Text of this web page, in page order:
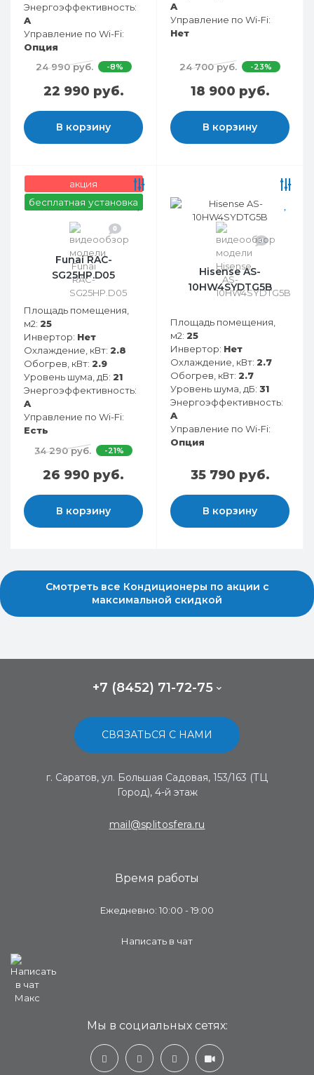
Энергоэффективность:
A
Управление по Wi-Fi:
Опция
24 990 руб.
-8%
22 990 руб.
В корзину
A
Управление по Wi-Fi:
Нет
24 700 руб. -23%
18 900 руб.
В корзину
акция
бесплатная установка
0
Funai RAC-
SG25HP.D05
Площадь помещения,
м2: 25
Инвертор: Нет
Охлаждение, кВт: 2.8
Обогрев, кВт: 2.9
Уровень шума, дБ: 21
Энергоэффективность:
A
Управление по Wi-Fi:
Есть
34 290 руб.
-21%
26 990 руб.
В корзину
0
Hisense AS-
10HW4SYDTG5B
Площадь помещения,
м2: 25
Инвертор: Нет
Охлаждение, кВт: 2.7
Обогрев, кВт: 2.7
Уровень шума, дБ: 31
Энергоэффективность:
A
Управление по Wi-Fi:
Опция
35 790 руб.
В корзину
Смотреть все Кондиционеры по акции с
максимальной скидкой
+7 (8452) 71-72-75
СВЯЗАТЬСЯ С НАМИ
г. Саратов, ул. Большая Садовая, 153/163 (ТЦ
Город), 4-й этаж
mail@splitosfera.ru
Время работы
Ежедневно: 10:00 - 19:00
Написать в чат
Мы в социальных сетях: